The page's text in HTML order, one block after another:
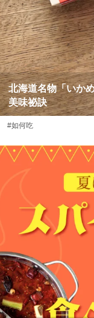
北海道名物「いか
美味祕訣
#如何吃